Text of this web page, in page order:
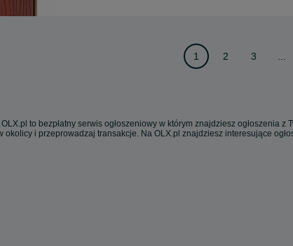
1 2 3
OLX.pl to bezpłatny serwis ogłoszeniowy w którym znajdziesz ogłoszenia
okolicy i przeprowadzaj transakcje. Na OLX.pl znajdziesz interesujące